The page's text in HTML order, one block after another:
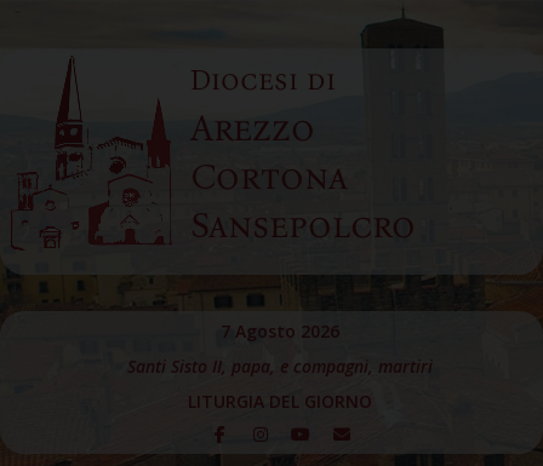
content
Diocesi di
Arezzo
Cortona
Sansepolcro
7 Agosto 2026
Santi Sisto II, papa, e compagni, martiri
LITURGIA DEL GIORNO